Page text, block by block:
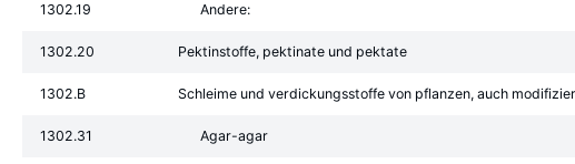
1302.19 Andere:
1302.20 Pektinstoffe, pektinate und pektate
1302.B Schleime und verdickungsstoffe von pflanzen, auch
1302.31 Agar-agar